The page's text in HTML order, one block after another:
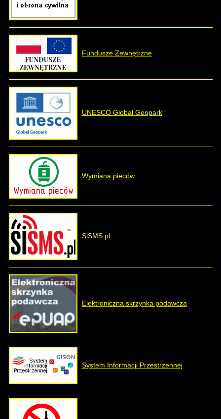
Fundusze Zewnętrzne
UNESCO Global Geopark
Wymiana pieców
SiSMS.pl
Elektroniczna skrzynka podawcza
System Informacji Przestrzennej